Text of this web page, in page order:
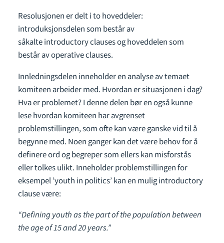
Resolusjonen er delt i to hoveddeler:
introduksjonsdelen som består av
såkalte introductory clauses og hoveddelen som
består av operative clauses.
Innledningsdelen inneholder en analyse av temaet
komiteen arbeider med. Hvordan er situasjonen i dag?
Hva er problemet? I denne delen bør en også kunne
lese hvordan komiteen har avgrenset
problemstillingen, som ofte kan være ganske vid til å
begynne med. Noen ganger kan det være behov for å
definere ord og begreper som ellers kan misforstås
eller tolkes ulikt. Inneholder problemstillingen for
eksempel ’youth in politics’ kan en mulig introductory
clause være:
“Defining youth as the part of the population between
the age of 15 and 20 years.”